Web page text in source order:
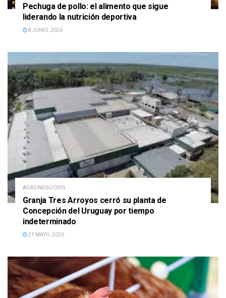
Pechuga de pollo: el alimento que sigue
liderando la nutrición deportiva
8 JUNIO, 2026
AGRONEGOCIOS
Granja Tres Arroyos cerró su planta de
Concepción del Uruguay por tiempo
indeterminado
27 MAYO, 2026